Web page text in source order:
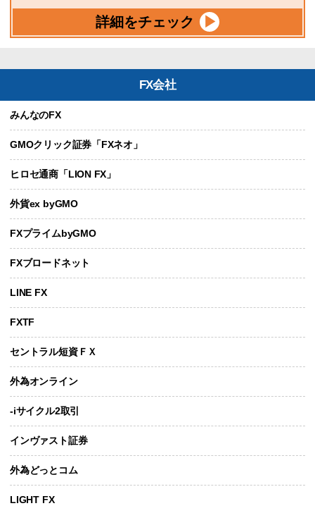
詳細をチェック
FX会社
みんなのFX
GMOクリック証券「FXネオ」
ヒロセ通商「LION FX」
外貨ex byGMO
FXプライムbyGMO
FXブロードネット
LINE FX
FXTF
セントラル短資ＦＸ
外為オンライン
-iサイクル2取引
インヴァスト証券
外為どっとコム
LIGHT FX